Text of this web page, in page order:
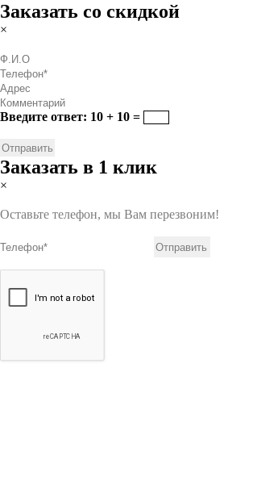
Заказать со скидкой
×
Введите ответ: 10 + 10 =
Заказать в 1 клик
×
Оставьте телефон, мы Вам перезвоним!